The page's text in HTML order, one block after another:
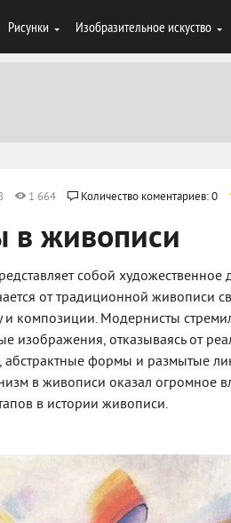
Рисунки Изобразительное искуство
1 664 Количество коментариев: 0
в живописи
собой
от традиционной живописи
композиции. Модернисты
изображения, отказываясь от
формы и размытые
в живописи оказал огромное
в истории живописи.